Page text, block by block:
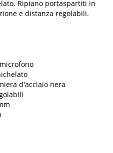
Ripiano portaspartiti in
e distanza regolabili.
d'acciaio nera